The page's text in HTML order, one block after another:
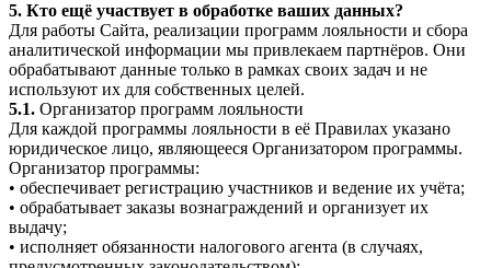
5. Кто ещё участвует в обработке ваших данных?
Для работы Сайта, реализации программ лояльности и сбора
аналитической информации мы привлекаем партнёров. Они
обрабатывают данные только в рамках своих задач и не
используют их для собственных целей.
5.1. Организатор программ лояльности
Для каждой программы лояльности в её Правилах указано
юридическое лицо, являющееся Организатором программы.
Организатор программы:
• обеспечивает регистрацию участников и ведение их учёта;
• обрабатывает заказы вознаграждений и организует их
выдачу;
• исполняет обязанности налогового агента (в случаях,